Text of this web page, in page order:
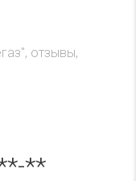
отзывы,
**